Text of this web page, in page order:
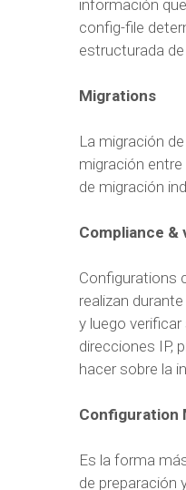
información
config-file
estructurada
Migrations
La migración
migración
de migración
Compliance &
Configurations
realizan
y luego
direcciones IP,
hacer sobre la
Configuration
Es la forma
de preparación